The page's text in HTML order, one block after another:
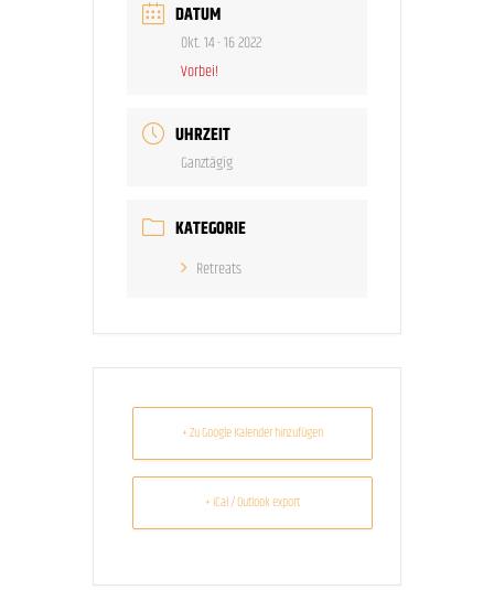
DATUM
Okt. 14 - 16 2022
Vorbei!
UHRZEIT
Ganztägig
KATEGORIE
Retreats
+ Zu Google Kalender hinzufügen
+ iCal / Outlook export